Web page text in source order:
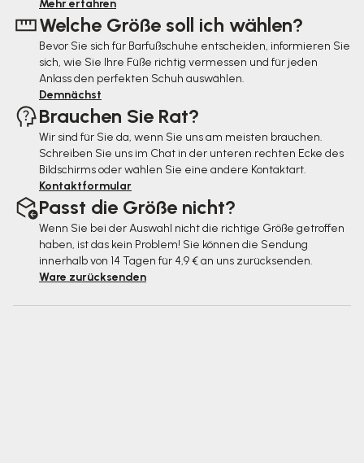
Mehr erfahren
Welche Größe soll ich wählen?
Bevor Sie sich für Barfußschuhe entscheiden, informieren Sie
sich, wie Sie Ihre Füße richtig vermessen und für jeden
Anlass den perfekten Schuh auswählen.
Demnächst
Brauchen Sie Rat?
Wir sind für Sie da, wenn Sie uns am meisten brauchen.
Schreiben Sie uns im Chat in der unteren rechten Ecke des
Bildschirms oder wählen Sie eine andere Kontaktart.
Kontaktformular
Passt die Größe nicht?
Wenn Sie bei der Auswahl nicht die richtige Größe getroffen
haben, ist das kein Problem! Sie können die Sendung
innerhalb von 14 Tagen für 4,9 € an uns zurücksenden.
Ware zurücksenden